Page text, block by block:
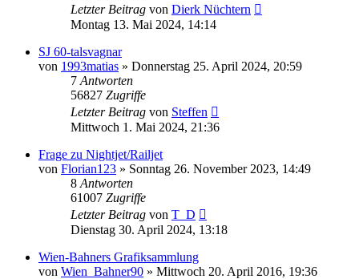
Letzter Beitrag von Dierk Nüchtern
Montag 13. Mai 2024, 14:14
SJ 60-talsvagnar
von 1993matias » Donnerstag 25. April 2024, 20:59
7 Antworten
56827 Zugriffe
Letzter Beitrag von Steffen
Mittwoch 1. Mai 2024, 21:36
Frage zu Nightjet/Railjet
von Florian123 » Sonntag 26. November 2023, 14:49
8 Antworten
61007 Zugriffe
Letzter Beitrag von T_D
Dienstag 30. April 2024, 13:18
Wien-Bahners Grafiksammlung
von Wien_Bahner90 » Mittwoch 20. April 2016, 19:36